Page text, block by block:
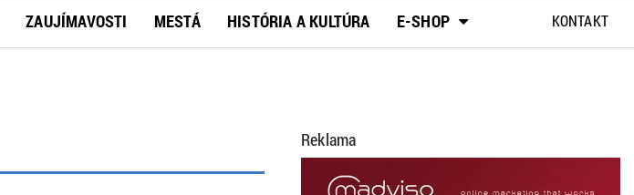
ZAUJÍMAVOSTI MESTÁ HISTÓRIA A KULTÚRA E-SHOP KONTAKT
Reklama